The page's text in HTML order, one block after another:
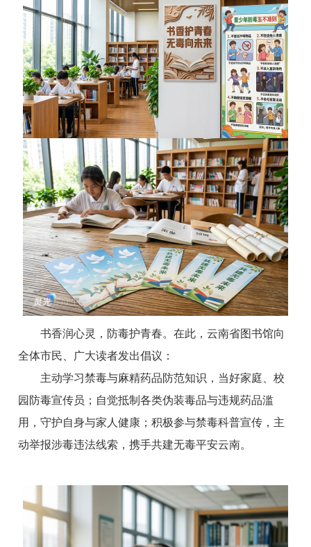
书香润心灵，防毒护青春。在此，云南省图书馆向
全体市民、广大读者发出倡议：
主动学习禁毒与麻精药品防范知识，当好家庭、校
园防毒宣传员；自觉抵制各类伪装毒品与违规药品滥
用，守护自身与家人健康；积极参与禁毒科普宣传，主
动举报涉毒违法线索，携手共建无毒平安云南。